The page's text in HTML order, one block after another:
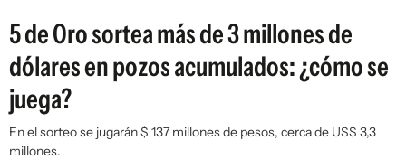
5 de Oro sortea más de 3 millones de
dólares en pozos acumulados: ¿cómo se
juega?
En el sorteo se jugarán $ 137 millones de pesos, cerca de US$ 3,3
millones.